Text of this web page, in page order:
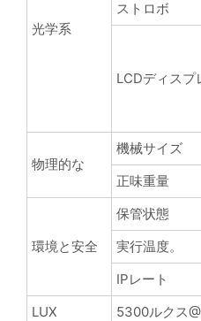
光学系
ストロボ
LCDディスプ
物理的な
機械サイズ
正味重量
環境と安全
保管状態
実行温度。
IPレート
LUX
5300ルクス